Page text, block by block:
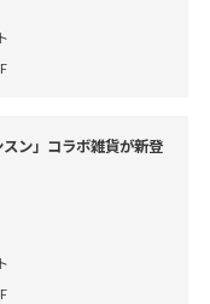
スン」コラボ雑貨が新登